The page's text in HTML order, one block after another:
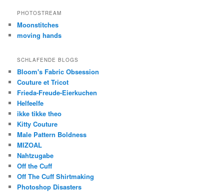
PHOTOSTREAM
Moonstitches
moving hands
SCHLAFENDE BLOGS
Bloom's Fabric Obsession
Couture et Tricot
Frieda-Freude-Eierkuchen
Helfeelfe
ikke tikke theo
Kitty Couture
Male Pattern Boldness
MIZOAL
Nahtzugabe
Off the Cuff
Off The Cuff Shirtmaking
Photoshop Disasters